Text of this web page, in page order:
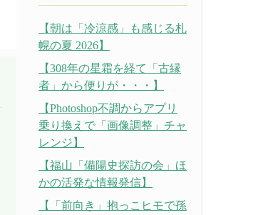
【朝は「冷涼感」も感じる札
幌の夏 2026】
【308年の星霜を経て「古縁
者」から便りが・・・】
【Photoshop不調からアプリ
乗り換えで「画像調整」チャ
レンジ】
【福山「備陽史探訪の会」ほ
かの活発な情報発信】
【「前向き」抱っこヒモで孫